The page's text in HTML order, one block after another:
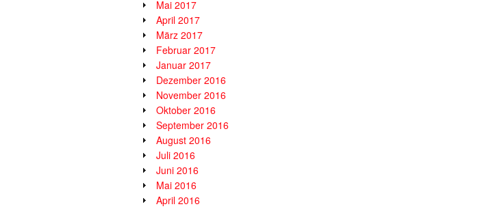
Mai 2017
April 2017
März 2017
Februar 2017
Januar 2017
Dezember 2016
November 2016
Oktober 2016
September 2016
August 2016
Juli 2016
Juni 2016
Mai 2016
April 2016